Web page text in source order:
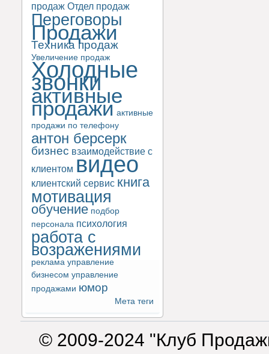
продаж Отдел продаж
Переговоры
Продажи
Техника продаж
Увеличение продаж
Холодные
звонки
активные
продажи активные
продажи по телефону
антон берсерк
бизнес взаимодействие с
клиентом видео
клиентский сервис книга
мотивация
обучение подбор
персонала психология
работа с
возражениями
реклама управление
бизнесом управление
продажами юмор
Мета теги
© 2009-2024 "Клуб